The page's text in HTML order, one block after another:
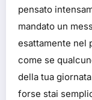
pensato
mandato un
esattamente nel
come se
della tua
forse stai